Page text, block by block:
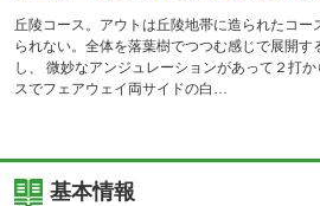
丘陵コース。アウトは丘陵地帯に造られたコー
られない。全体を落葉樹でつつむ感じで展開
し、 微妙なアンジュレーションがあって２打
スでフェアウェイ両サイドの白
基本情報